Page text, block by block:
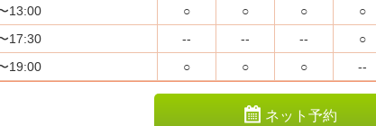
13:00
○ ○ ○ ○
17:30
-- -- -- ○
19:00
○ ○ ○ --
ネット予約